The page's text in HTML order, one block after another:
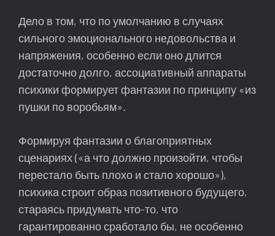
Дело в том, что по умолчанию в случаях
сильного эмоционального недовольства и
напряжения, особенно если оно длится
достаточно долго, ассоциативный аппараты
психики формирует фантазии по принципу «из
пушки по воробьям».
Формируя фантазии о благоприятных
сценариях («а что должно произойти, чтобы
перестало быть плохо и стало хорошо»),
психика строит образ позитивного будущего,
стараясь придумать что-то, что
гарантированно сработало бы, не особенно